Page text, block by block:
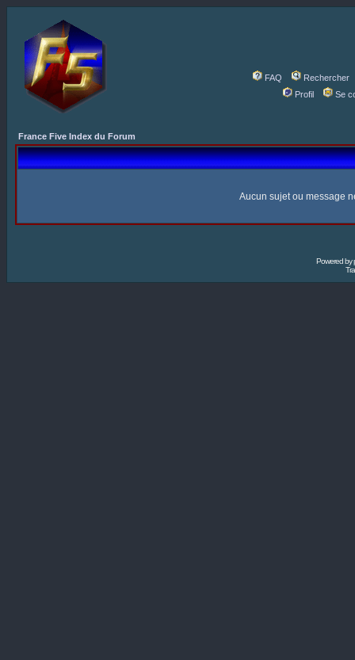
FAQ
Rechercher
Profil
Se
France Five Index du Forum
Aucun sujet ou message
Powered by